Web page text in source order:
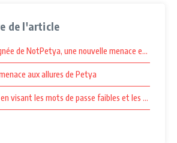
de l'article
de NotPetya, une nouvelle menace et
aux allures de Petya
en visant les mots de passe faibles et les failles